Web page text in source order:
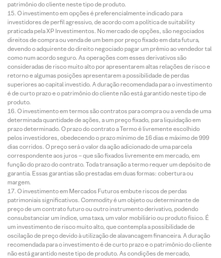
patrimônio do cliente neste tipo de produto.
O investimento em opções é preferencialmente indicado para
investidores de perfil agressivo, de acordo com a política de suitability
praticada pela XP Investimentos. No mercado de opções, são negociados
direitos de compra ou venda de um bem por preço fixado em data futura,
devendo o adquirente do direito negociado pagar um prêmio ao vendedor tal
como num acordo seguro. As operações com esses derivativos são
consideradas de risco muito alto por apresentarem altas relações de risco e
retorno e algumas posições apresentarem a possibilidade de perdas
superiores ao capital investido. A duração recomendada para o investimento
é de curto prazo e o patrimônio do cliente não está garantido neste tipo de
produto.
O investimento em termos são contratos para compra ou a venda de uma
determinada quantidade de ações, a um preço fixado, para liquidação em
prazo determinado. O prazo do contrato a Termo é livremente escolhido
pelos investidores, obedecendo o prazo mínimo de 16 dias e máximo de 999
dias corridos. O preço será o valor da ação adicionado de uma parcela
correspondente aos juros – que são fixados livremente em mercado, em
função do prazo do contrato. Toda transação a termo requer um depósito de
garantia. Essas garantias são prestadas em duas formas: cobertura ou
margem.
O investimento em Mercados Futuros embute riscos de perdas
patrimoniais significativos. Commodity é um objeto ou determinante de
preço de um contrato futuro ou outro instrumento derivativo, podendo
consubstanciar um índice, uma taxa, um valor mobiliário ou produto físico. É
um investimento de risco muito alto, que contempla a possibilidade de
oscilação de preço devido à utilização de alavancagem financeira. A duração
recomendada para o investimento é de curto prazo e o patrimônio do cliente
não está garantido neste tipo de produto. As condições de mercado,